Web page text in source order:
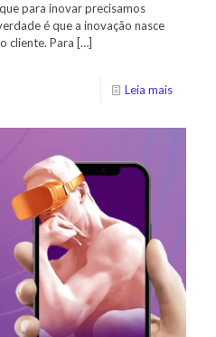
para inovar precisamos
é que a inovação nasce
cliente. Para […]
Leia mais